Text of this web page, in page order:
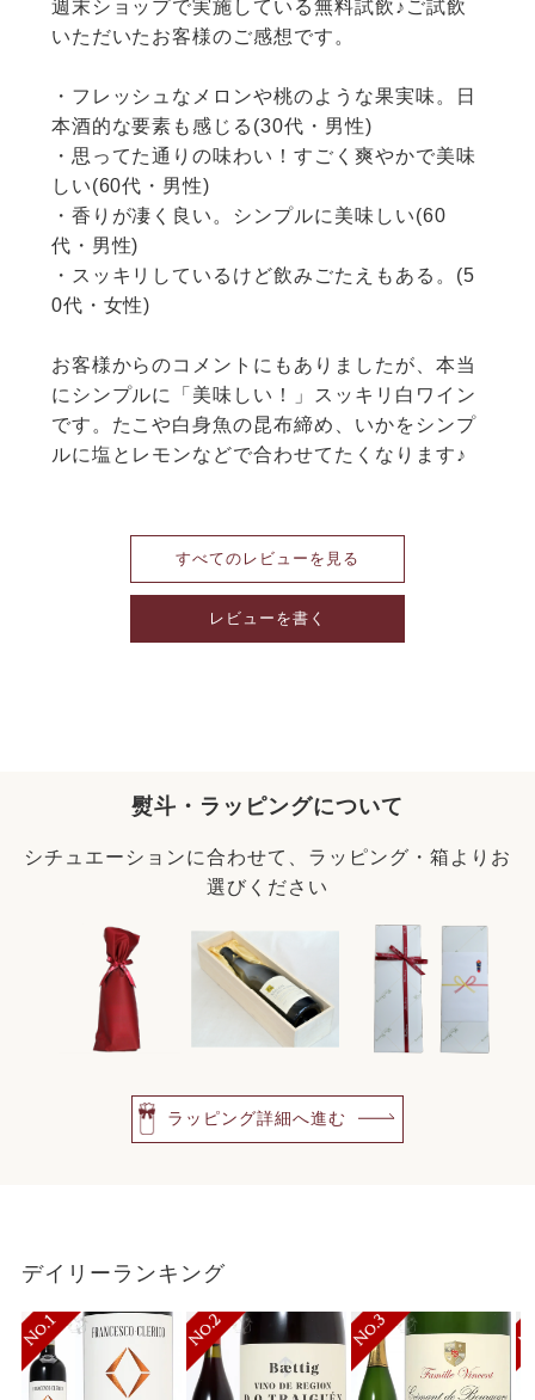
週末ショップで実施している無料試飲♪ご試飲
いただいたお客様のご感想です。
・フレッシュなメロンや桃のような果実味。日
本酒的な要素も感じる(30代・男性)
・思ってた通りの味わい！すごく爽やかで美味
しい(60代・男性)
・香りが凄く良い。シンプルに美味しい(60
代・男性)
・スッキリしているけど飲みごたえもある。(5
0代・女性)
お客様からのコメントにもありましたが、本当
にシンプルに「美味しい！」スッキリ白ワイン
です。たこや白身魚の昆布締め、いかをシンプ
ルに塩とレモンなどで合わせてたくなります♪
すべてのレビューを見る
レビューを書く
熨斗・ラッピングについて
シチュエーションに合わせて、ラッピング・箱よりお
選びください
ラッピング詳細へ進む
デイリーランキング